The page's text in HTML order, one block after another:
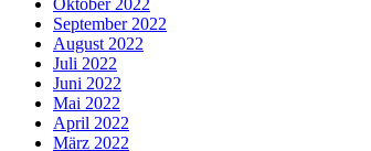
Oktober 2022
September 2022
August 2022
Juli 2022
Juni 2022
Mai 2022
April 2022
März 2022